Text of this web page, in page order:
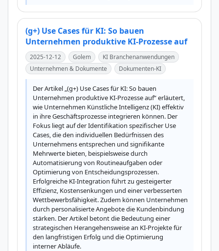
(g+) Use Cases für KI: So bauen
Unternehmen produktive KI-Prozesse auf
2025-12-12 Golem
KI Branchenanwendungen
Unternehmen & Dokumente
Dokumenten-KI
Der Artikel „(g+) Use Cases für KI: So bauen
Unternehmen produktive KI-Prozesse auf“ erläutert,
wie Unternehmen Künstliche Intelligenz (KI) effektiv
in ihre Geschäftsprozesse integrieren können. Der
Fokus liegt auf der Identifikation spezifischer Use
Cases, die den individuellen Bedürfnissen des
Unternehmens entsprechen und signifikante
Mehrwerte bieten, beispielsweise durch
Automatisierung von Routineaufgaben oder
Optimierung von Entscheidungsprozessen.
Erfolgreiche KI-Integration führt zu gesteigerter
Effizienz, Kostensenkungen und einer verbesserten
Wettbewerbsfähigkeit. Zudem können Unternehmen
durch personalisierte Angebote die Kundenbindung
stärken. Der Artikel betont die Bedeutung einer
strategischen Herangehensweise an KI-Projekte für
den langfristigen Erfolg und die Optimierung
interner Abläufe.